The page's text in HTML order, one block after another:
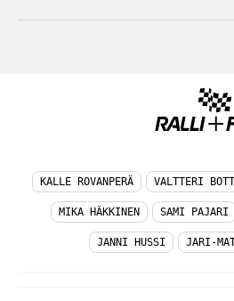
KALLE ROVANPERÄ VALTTERI
MIKA HÄKKINEN SAMI PAJARI
JANNI HUSSI JARI-